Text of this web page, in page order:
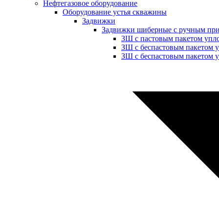
Нефтегазовое оборудование
Оборудование устья скважины
Задвижки
Задвижки шиберные с ручным
ЗШ с пастовым пакетом
ЗШ с беспастовым пакетом
ЗШ с беспастовым пакетом